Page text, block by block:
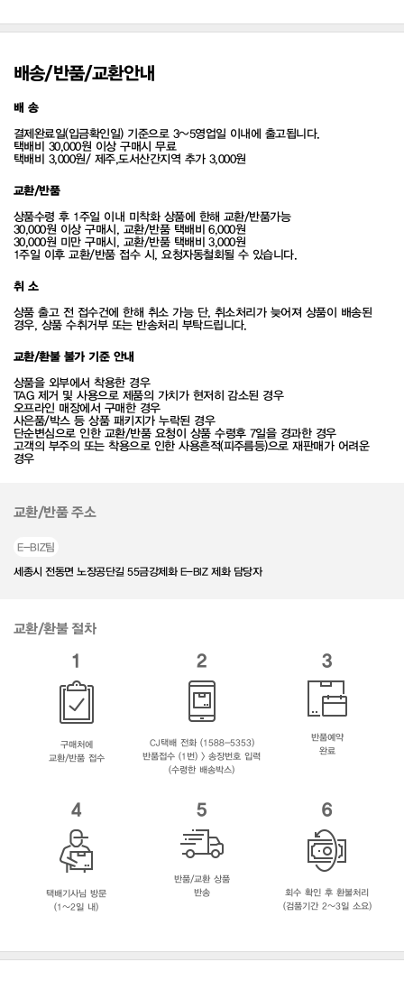
배송/반품/교환안내
배 송
결제완료일(입금확인일) 기준으로 3~5영업일 이내에 출고됩니다.
택배비 30,000원 이상 구매시 무료
택배비 3,000원/ 제주,도서산간지역 추가 3,000원
교환/반품
상품수령 후 1주일 이내 미착화 상품에 한해 교환/반품가능
30,000원 이상 구매시, 교환/반품 택배비 6,000원
30,000원 미만 구매시, 교환/반품 택배비 3,000원
1주일 이후 교환/반품 접수 시, 요청자동철회될 수 있습니다.
취 소
상품 출고 전 접수건에 한해 취소 가능 단, 취소처리가 늦어져 상품이 배송된
경우, 상품 수취거부 또는 반송처리 부탁드립니다.
교환/환불 불가 기준 안내
상품을 외부에서 착용한 경우
TAG 제거 및 사용으로 제품의 가치가 현저히 감소된 경우
오프라인 매장에서 구매한 경우
사은품/박스 등 상품 패키지가 누락된 경우
단순변심으로 인한 교환/반품 요청이 상품 수령후 7일을 경과한 경우
고객의 부주의 또는 착용으로 인한 사용흔적(피주름등)으로 재판매가 어려운
경우
교환/반품 주소
E-BIZ팀
세종시 전동면 노장공단길 55금강제화 E-BIZ 제화 담당자
교환/환불 절차
1
구매처에
교환/반품 접수
2
CJ택배 전화 (1588-5353)
반품접수 (1번) > 송장번호 입력
(수령한 배송박스)
3
반품예약
완료
4
택배기사님 방문
(1~2일 내)
5
반품/교환 상품
반송
6
회수 확인 후 환불처리
(검품기간 2~3일 소요)